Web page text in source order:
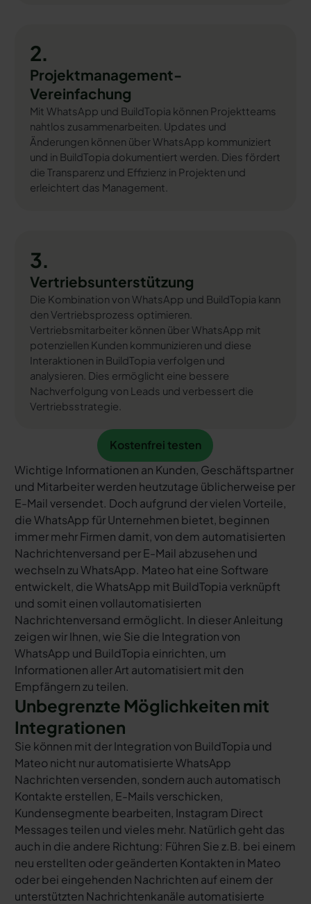
2.
Projektmanagement-
Vereinfachung
Mit WhatsApp und BuildTopia können Projektteams
nahtlos zusammenarbeiten. Updates und
Änderungen können über WhatsApp kommuniziert
und in BuildTopia dokumentiert werden. Dies fördert
die Transparenz und Effizienz in Projekten und
erleichtert das Management.
3.
Vertriebsunterstützung
Die Kombination von WhatsApp und BuildTopia kann
den Vertriebsprozess optimieren.
Vertriebsmitarbeiter können über WhatsApp mit
potenziellen Kunden kommunizieren und diese
Interaktionen in BuildTopia verfolgen und
analysieren. Dies ermöglicht eine bessere
Nachverfolgung von Leads und verbessert die
Vertriebsstrategie.
Kostenfrei testen
Kostenfrei testen
Wichtige Informationen an Kunden, Geschäftspartner
und Mitarbeiter werden heutzutage üblicherweise per
E-Mail versendet. Doch aufgrund der vielen Vorteile,
die WhatsApp für Unternehmen bietet, beginnen
immer mehr Firmen damit, von dem automatisierten
Nachrichtenversand per E-Mail abzusehen und
wechseln zu WhatsApp. Mateo hat eine Software
entwickelt, die WhatsApp mit BuildTopia verknüpft
und somit einen vollautomatisierten
Nachrichtenversand ermöglicht. In dieser Anleitung
zeigen wir Ihnen, wie Sie die Integration von
WhatsApp und BuildTopia einrichten, um
Informationen aller Art automatisiert mit den
Empfängern zu teilen.
Unbegrenzte Möglichkeiten mit
Integrationen
Sie können mit der Integration von BuildTopia und
Mateo nicht nur automatisierte WhatsApp
Nachrichten versenden, sondern auch automatisch
Kontakte erstellen, E-Mails verschicken,
Kundensegmente bearbeiten, Instagram Direct
Messages teilen und vieles mehr. Natürlich geht das
auch in die andere Richtung: Führen Sie z.B. bei einem
neu erstellten oder geänderten Kontakten in Mateo
oder bei eingehenden Nachrichten auf einem der
unterstützten Nachrichtenkanäle automatisierte